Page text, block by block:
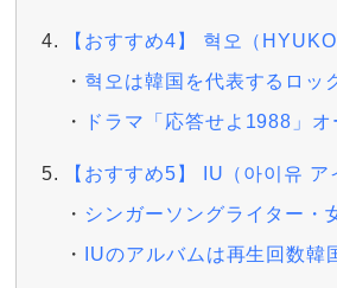
【おすすめ4】 혁오（
혁오は韓国を代表するロッ
ドラマ「応答せよ1988」オ
【おすすめ5】 IU（아이유 ア
シンガーソングライター・
IUのアルバムは再生回数韓